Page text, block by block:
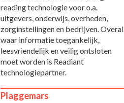
reading technologie voor o.a.
uitgevers, onderwijs, overheden,
zorginstellingen en bedrijven. Overal
waar informatie toegankelijk,
leesvriendelijk en veilig ontsloten
moet worden is Readiant
technologiepartner.
Plaggemars